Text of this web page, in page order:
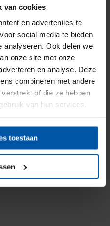
van cookies
en advertenties te
social media te bieden
analyseren. Ook delen we
onze site met onze
en analyse. Deze
combineren met andere
of die ze hebben
van hun services.
toestaan